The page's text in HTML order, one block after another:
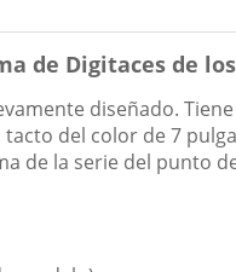
de Digitaces de
diseñado.
del color de 7
de la serie del punto